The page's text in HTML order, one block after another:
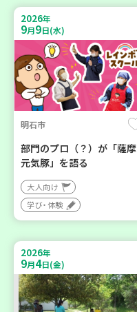
2026年
9月9日(水)
明石市
部門のプロ（？）が「薩摩
元気豚」を語る
大人向け
学び・体験
2026年
9月4日(金)